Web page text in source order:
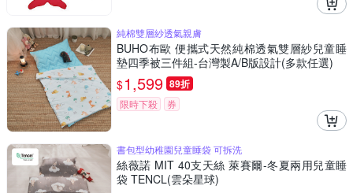
純棉雙層紗透氣親膚
BUHO布歐 便攜式天然純棉透氣雙層紗兒童睡
墊四季被三件組-台灣製A/B版設計(多款任選)
$1,599 89折
限時下殺 券
書包型幼稚園兒童睡袋 可拆洗
絲薇諾 MIT 40支天絲 萊賽爾-冬夏兩用兒童睡
袋 TENCL(雲朵星球)